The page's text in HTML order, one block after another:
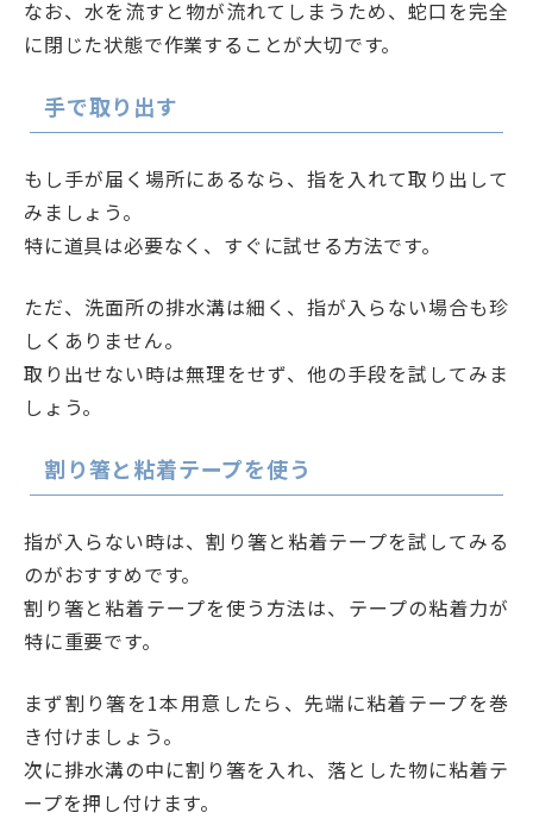
なお、水を流すと物が流れてしまうため、蛇口を完全
に閉じた状態で作業することが大切です。
手で取り出す
もし手が届く場所にあるなら、指を入れて取り出して
みましょう。
特に道具は必要なく、すぐに試せる方法です。
ただ、洗面所の排水溝は細く、指が入らない場合も珍
しくありません。
取り出せない時は無理をせず、他の手段を試してみま
しょう。
割り箸と粘着テープを使う
指が入らない時は、割り箸と粘着テープを試してみる
のがおすすめです。
割り箸と粘着テープを使う方法は、テープの粘着力が
特に重要です。
まず割り箸を1本用意したら、先端に粘着テープを巻
き付けましょう。
次に排水溝の中に割り箸を入れ、落とした物に粘着テ
ープを押し付けます。